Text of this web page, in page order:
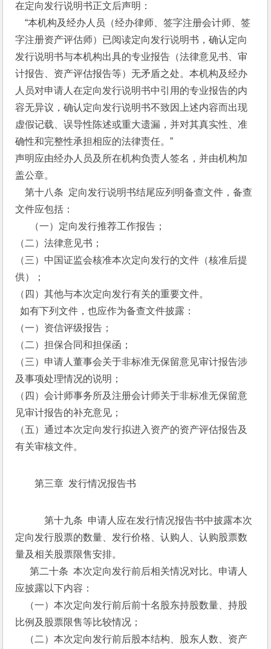
在定向发行说明书正文后声明：
“本机构及经办人员（经办律师、签字注册会计师、签
字注册资产评估师）已阅读定向发行说明书，确认定向
发行说明书与本机构出具的专业报告（法律意见书、审
计报告、资产评估报告等）无矛盾之处。本机构及经办
人员对申请人在定向发行说明书中引用的专业报告的内
容无异议，确认定向发行说明书不致因上述内容而出现
虚假记载、误导性陈述或重大遗漏，并对其真实性、准
确性和完整性承担相应的法律责任。”
声明应由经办人员及所在机构负责人签名，并由机构加
盖公章。
第十八条  定向发行说明书结尾应列明备查文件，备查
文件应包括：
（一）定向发行推荐工作报告；
（二）法律意见书；
（三）中国证监会核准本次定向发行的文件（核准后提
供）；
（四）其他与本次定向发行有关的重要文件。
如有下列文件，也应作为备查文件披露：
（一）资信评级报告；
（二）担保合同和担保函；
（三）申请人董事会关于非标准无保留意见审计报告涉
及事项处理情况的说明；
（四）会计师事务所及注册会计师关于非标准无保留意
见审计报告的补充意见；
（五）通过本次定向发行拟进入资产的资产评估报告及
有关审核文件。
第三章  发行情况报告书
第十九条  申请人应在发行情况报告书中披露本次
定向发行股票的数量、发行价格、认购人、认购股票数
量及相关股票限售安排。
第二十条  本次定向发行前后相关情况对比。申请人
应披露以下内容：
（一）本次定向发行前后前十名股东持股数量、持股
比例及股票限售等比较情况；
（二）本次定向发行前后股本结构、股东人数、资产